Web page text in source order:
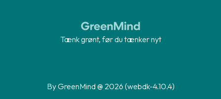
Tænk grønt, før du tænker nyt
By GreenMind @ 2026 (webdk-4.10.4)